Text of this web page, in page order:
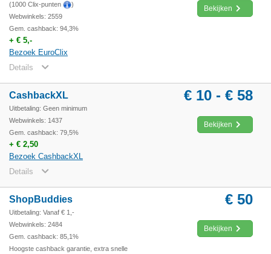
(1000 Clix-punten
)
Webwinkels: 2559
Gem. cashback: 94,3%
+ € 5,-
Bezoek EuroClix
Details
Bekijken
CashbackXL
Uitbetaling: Geen minimum
Webwinkels: 1437
Gem. cashback: 79,5%
+ € 2,50
Bezoek CashbackXL
Details
€ 10 - € 58
Bekijken
ShopBuddies
Uitbetaling: Vanaf € 1,-
Webwinkels: 2484
Gem. cashback: 85,1%
Hoogste cashback garantie, extra snelle
€ 50
Bekijken